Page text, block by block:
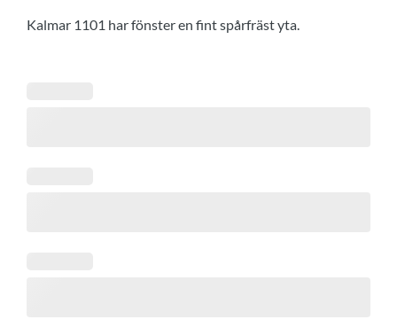
Kalmar 1101 har fönster en fint spårfräst yta.